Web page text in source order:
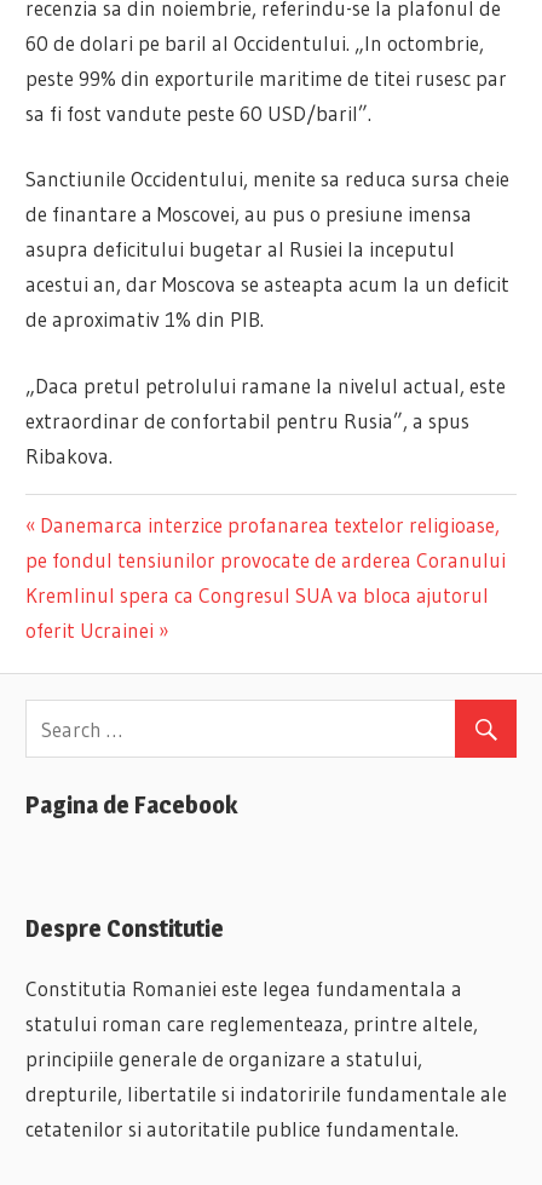
recenzia sa din noiembrie, referindu-se la plafonul de
60 de dolari pe baril al Occidentului. „In octombrie,
peste 99% din exporturile maritime de titei rusesc par
sa fi fost vandute peste 60 USD/baril”.
Sanctiunile Occidentului, menite sa reduca sursa cheie
de finantare a Moscovei, au pus o presiune imensa
asupra deficitului bugetar al Rusiei la inceputul
acestui an, dar Moscova se asteapta acum la un deficit
de aproximativ 1% din PIB.
„Daca pretul petrolului ramane la nivelul actual, este
extraordinar de confortabil pentru Rusia”, a spus
Ribakova.
Navigare
în
articole
Previous
Post:
Danemarca interzice profanarea textelor religioase,
pe fondul tensiunilor provocate de arderea Coranului
Next
Post:
Kremlinul spera ca Congresul SUA va bloca ajutorul
oferit Ucrainei
Pagina de Facebook
Despre Constitutie
Constitutia Romaniei este legea fundamentala a
statului roman care reglementeaza, printre altele,
principiile generale de organizare a statului,
drepturile, libertatile si indatoririle fundamentale ale
cetatenilor si autoritatile publice fundamentale.